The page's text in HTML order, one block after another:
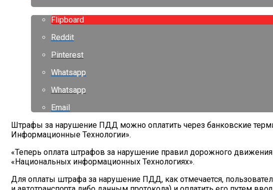
Flipboard
Reddit
Pinterest
Whatsapp
Whatsapp
Email
Штрафы за нарушение ПДД можно оплатить через банковские
Информационные Технологии».
«Теперь оплата штрафов за нарушение правил дорожного
«Национальных информационных Технологиях».
Для оплаты штрафа за нарушение ПДД, как отмечается,